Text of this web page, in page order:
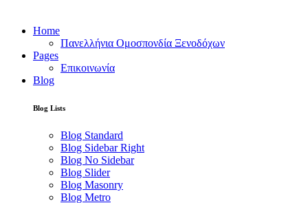
Home
Πανελλήνια Ομοσπονδία Ξενοδόχων
Pages
Επικοινωνία
Blog
Blog Lists
Blog Standard
Blog Sidebar Right
Blog No Sidebar
Blog Slider
Blog Masonry
Blog Metro